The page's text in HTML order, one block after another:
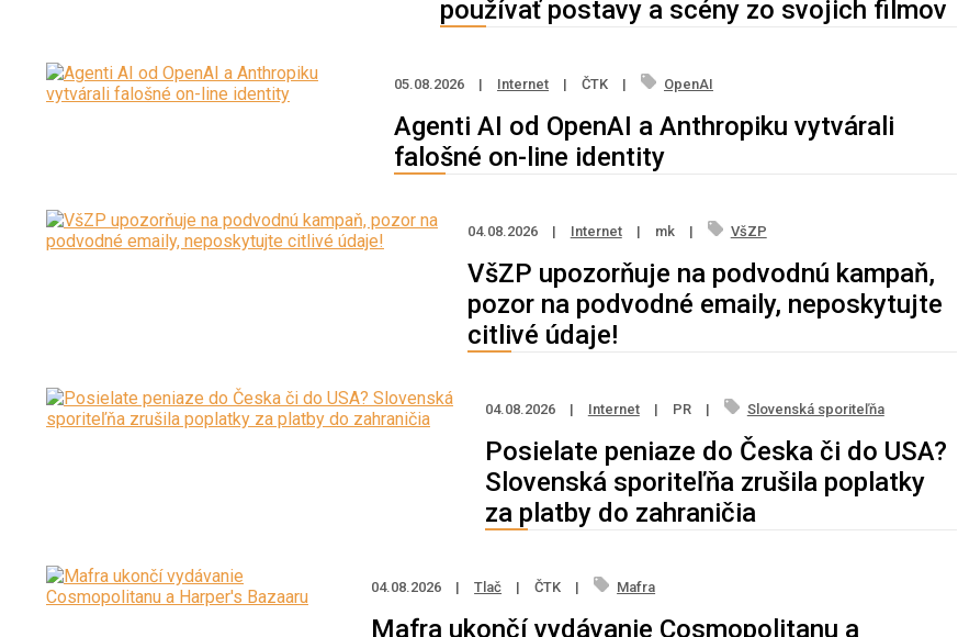
používať postavy a scény zo svojich filmov
05.08.2026 | Internet | ČTK | OpenAI
Agenti AI od OpenAI a Anthropiku vytvárali
falošné on-line identity
04.08.2026 | Internet | mk | VšZP
VšZP upozorňuje na podvodnú kampaň,
pozor na podvodné emaily, neposkytujte
citlivé údaje!
04.08.2026 | Internet | PR | Slovenská sporiteľňa
Posielate peniaze do Česka či do USA?
Slovenská sporiteľňa zrušila poplatky
za platby do zahraničia
04.08.2026 | Tlač | ČTK | Mafra
Mafra ukončí vydávanie Cosmopolitanu a